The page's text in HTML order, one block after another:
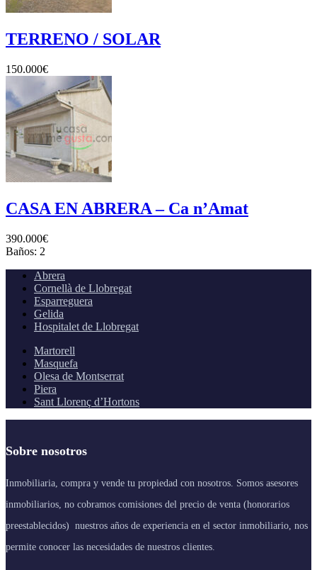
TERRENO / SOLAR
150.000€
CASA EN ABRERA – Ca n’Amat
390.000€
Baños: 2
Abrera
Cornellà de Llobregat
Esparreguera
Gelida
Hospitalet de Llobregat
Martorell
Masquefa
Olesa de Montserrat
Piera
Sant Llorenç d’Hortons
Sobre nosotros
Inmobiliaria, compra y vende tu propiedad con nosotros. Somos asesores
inmobiliarios, no cobramos comisiones del precio de venta (honorarios
preestablecidos) nuestros años de experiencia en el sector inmobiliario, nos
permite conocer las necesidades de nuestros clientes.